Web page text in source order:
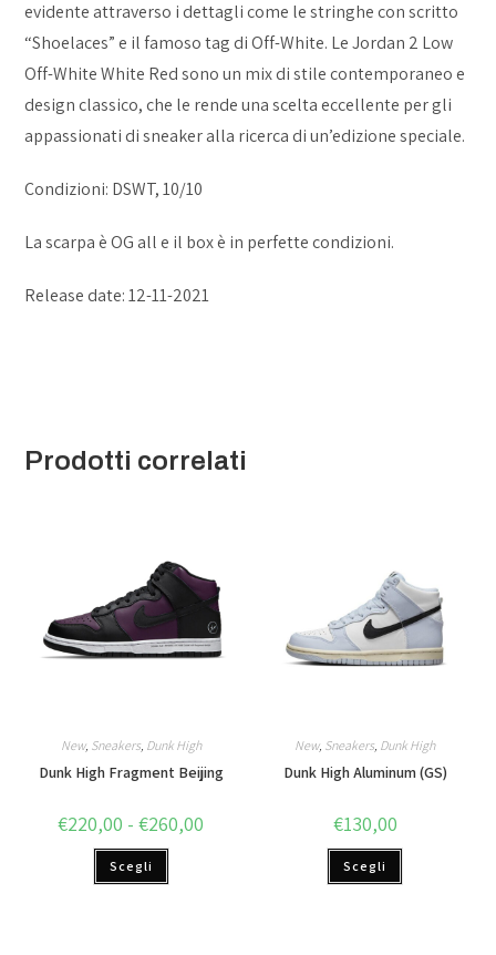
evidente attraverso i dettagli come le stringhe con scritto
“Shoelaces” e il famoso tag di Off-White. Le Jordan 2 Low
Off-White White Red sono un mix di stile contemporaneo e
design classico, che le rende una scelta eccellente per gli
appassionati di sneaker alla ricerca di un’edizione speciale.
Condizioni: DSWT, 10/10
La scarpa è OG all e il box è in perfette condizioni.
Release date: 12-11-2021
Prodotti correlati
New, Sneakers, Dunk High
Dunk High Fragment Beijing
€220,00 - €260,00
Scegli
New, Sneakers, Dunk High
Dunk High Aluminum (GS)
€130,00
Scegli